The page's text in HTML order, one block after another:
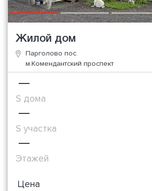
Жилой дом
Парголово пос.
м.Комендантский проспект
—
S дома
—
S участка
—
Этажей
Цена